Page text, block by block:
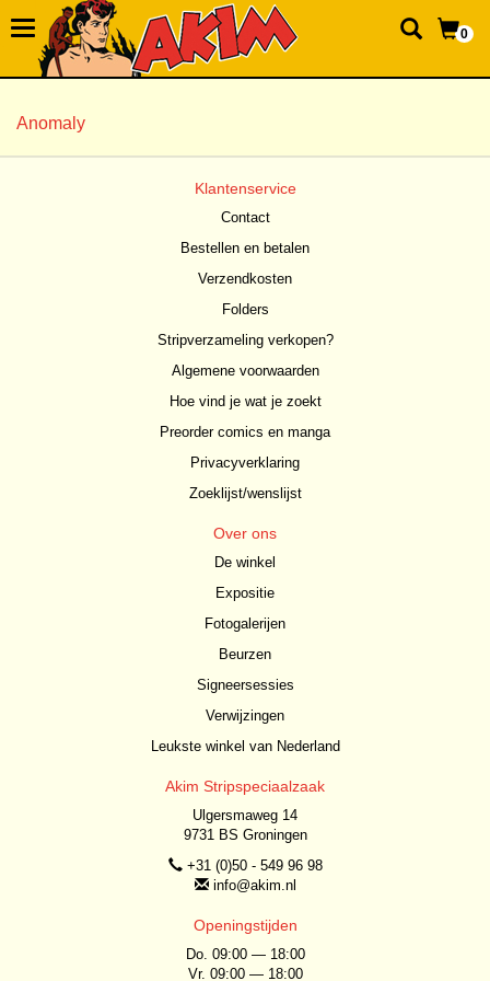
0
Anomaly
Klantenservice
Contact
Bestellen en betalen
Verzendkosten
Folders
Stripverzameling verkopen?
Algemene voorwaarden
Hoe vind je wat je zoekt
Preorder comics en manga
Privacyverklaring
Zoeklijst/wenslijst
Over ons
De winkel
Expositie
Fotogalerijen
Beurzen
Signeersessies
Verwijzingen
Leukste winkel van Nederland
Akim Stripspeciaalzaak
Ulgersmaweg 14
9731 BS Groningen
+31 (0)50 - 549 96 98
info@akim.nl
Openingstijden
Do. 09:00 — 18:00
Vr. 09:00 — 18:00